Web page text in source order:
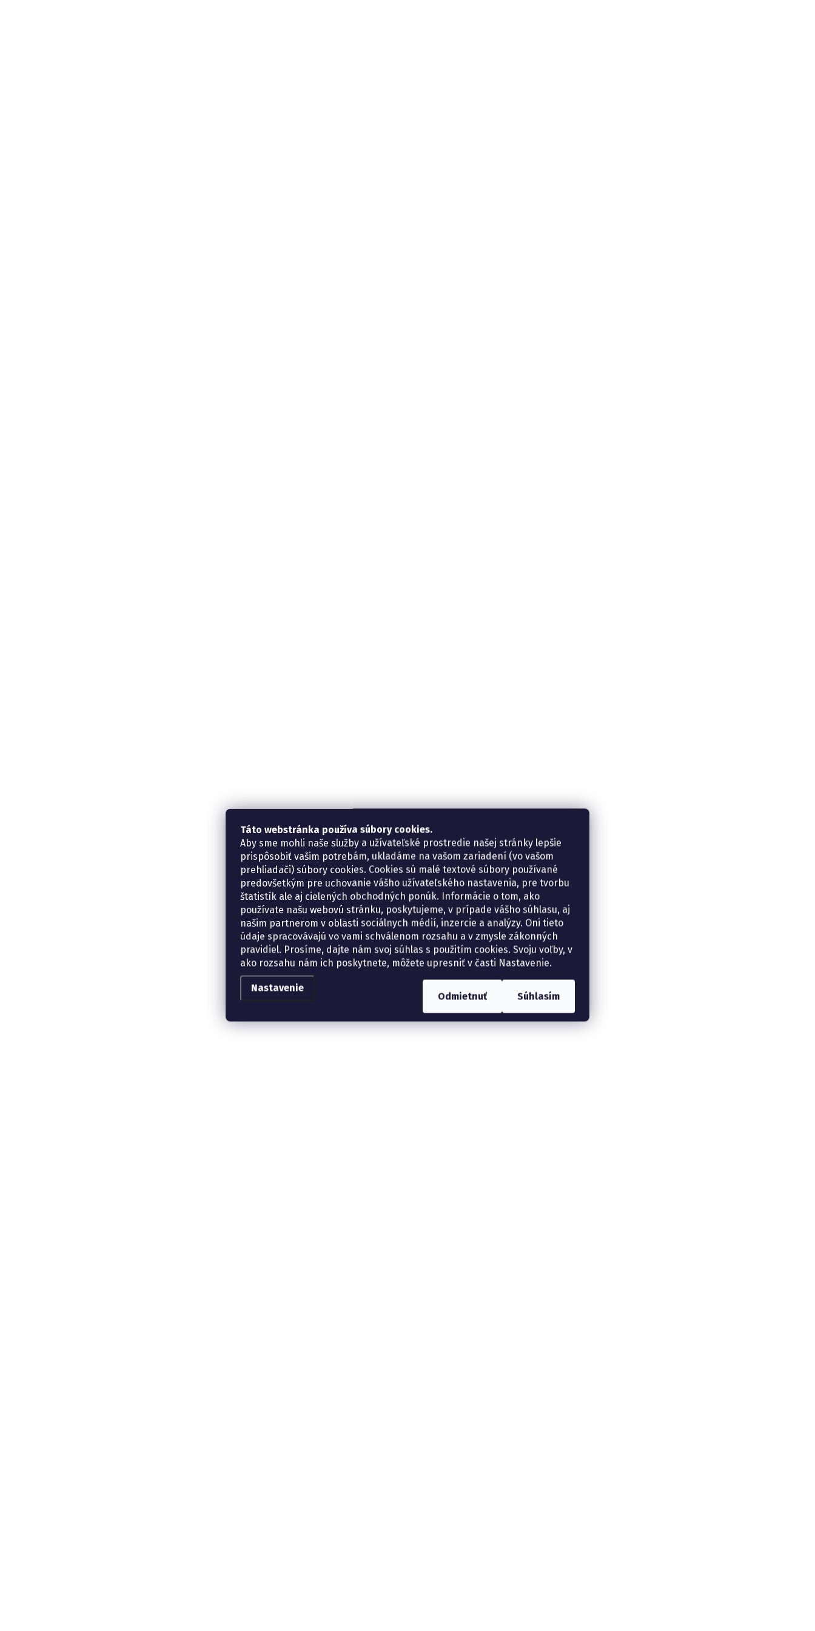
Táto webstránka používa súbory cookies.
Aby sme mohli naše služby a užívateľské prostredie našej stránky lepšie
prispôsobiť vašim potrebám, ukladáme na vašom zariadení (vo vašom
prehliadači) súbory cookies. Cookies sú malé textové súbory používané
predovšetkým pre uchovanie vášho užívateľského nastavenia, pre tvorbu
štatistík ale aj cielených obchodných ponúk. Informácie o tom, ako
používate našu webovú stránku, poskytujeme, v prípade vášho súhlasu, aj
našim partnerom v oblasti sociálnych médií, inzercie a analýzy. Oni tieto
údaje spracovávajú vo vami schválenom rozsahu a v zmysle zákonných
pravidiel. Prosíme, dajte nám svoj súhlas s použitím cookies. Svoju voľby, v
ako rozsahu nám ich poskytnete, môžete upresniť v časti Nastavenie.
Nastavenie
Odmietnuť Súhlasím